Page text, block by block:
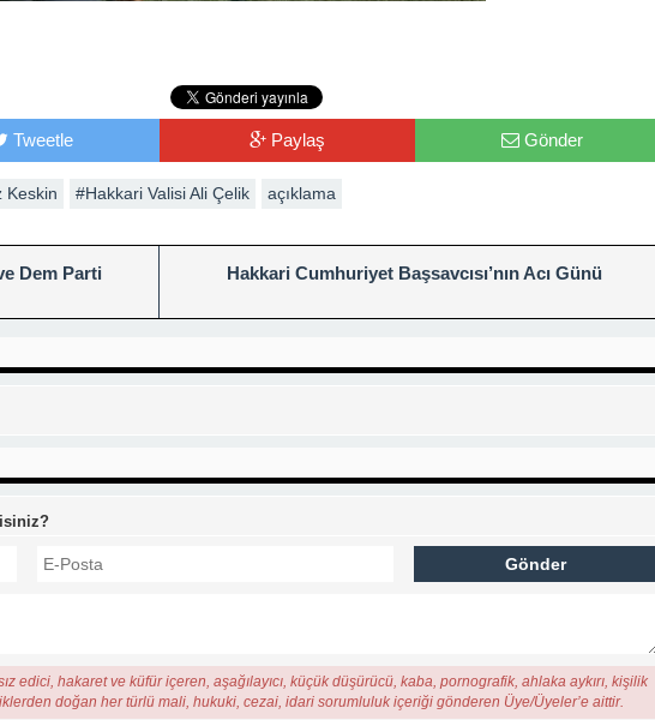
Tweetle Paylaş Gönder
Keskin #Hakkari Valisi Ali Çelik açıklama
Dem Parti
Hakkari Cumhuriyet Başsavcısı’nın Acı Günü
edici, hakaret ve küfür içeren, aşağılayıcı, küçük düşürücü, kaba, pornografik, ahlaka aykırı, kişilik
doğan her türlü mali, hukuki, cezai, idari sorumluluk içeriği gönderen Üye/Üyeler’e aittir.